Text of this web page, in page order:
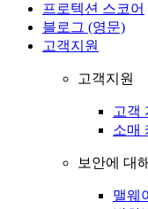
프로텍션 스코어
블로그 (영문)
고객지원
고객지원
고객
소매
보안에 대
맬웨